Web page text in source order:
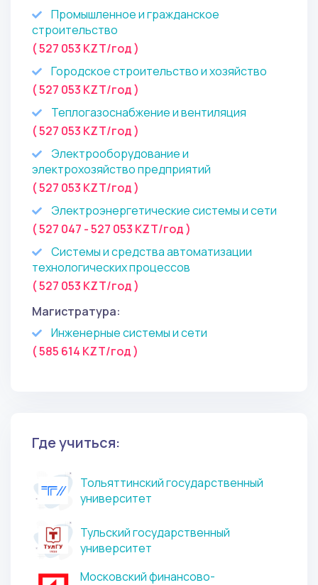
Промышленное и гражданское
строительство
( 527 053 KZT/год )
Городское строительство и хозяйство
( 527 053 KZT/год )
Теплогазоснабжение и вентиляция
( 527 053 KZT/год )
Электрооборудование и
электрохозяйство предприятий
( 527 053 KZT/год )
Электроэнергетические системы и сети
( 527 047 - 527 053 KZT/год )
Системы и средства автоматизации
технологических процессов
( 527 053 KZT/год )
Магистратура:
Инженерные системы и сети
( 585 614 KZT/год )
Где учиться:
Тольяттинский государственный
университет
Тульский государственный
университет
Московский финансово-